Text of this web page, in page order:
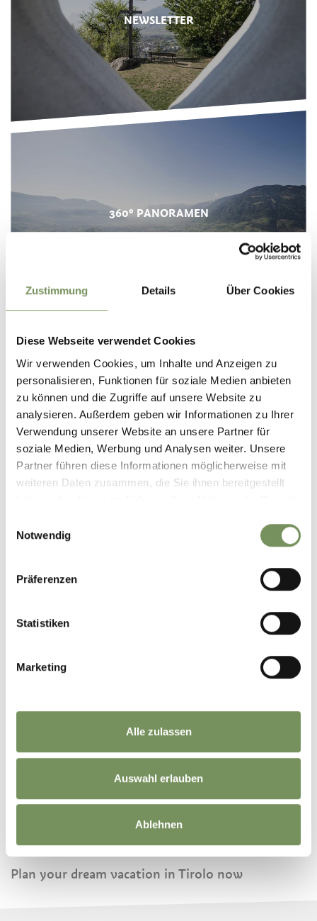
Zustimmung Details Über Cookies
Diese Webseite verwendet Cookies
Wir verwenden Cookies, um Inhalte und Anzeigen zu
personalisieren, Funktionen für soziale Medien anbieten
zu können und die Zugriffe auf unsere Website zu
analysieren. Außerdem geben wir Informationen zu Ihrer
Verwendung unserer Website an unsere Partner für
soziale Medien, Werbung und Analysen weiter. Unsere
Partner führen diese Informationen möglicherweise mit
weiteren Daten zusammen, die Sie ihnen bereitgestellt
Notwendig
Präferenzen
Statistiken
Marketing
Alle zulassen
Auswahl erlauben
Ablehnen
NEWSLETTER
360° PANORAMEN
APPS
BOOK YOUR HOLIDAY
Plan your dream vacation in Tirolo now